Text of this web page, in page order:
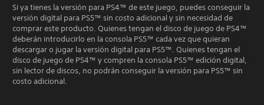
Si ya tienes la versión para PS4™ de este juego, puedes conseguir la
versión digital para PS5™ sin costo adicional y sin necesidad de
comprar este producto. Quienes tengan el disco de juego de PS4™
deberán introducirlo en la consola PS5™ cada vez que quieran
descargar o jugar la versión digital para PS5™. Quienes tengan el
disco de juego de PS4™ y compren la consola PS5™ edición digital,
sin lector de discos, no podrán conseguir la versión para PS5™ sin
costo adicional.